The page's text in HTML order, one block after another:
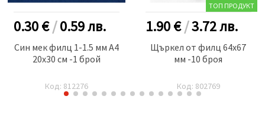
0.30 €/0.59лв.
Син мек филц 1-1.5 мм A4
20x30 см -1 брой
Код: 812276
ТОП ПРОДУКТ
1.90 €/3.72лв.
Щъркел от филц 64x67
мм -10 броя
Код: 802769